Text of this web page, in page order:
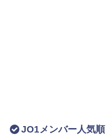
JO1メンバー人気